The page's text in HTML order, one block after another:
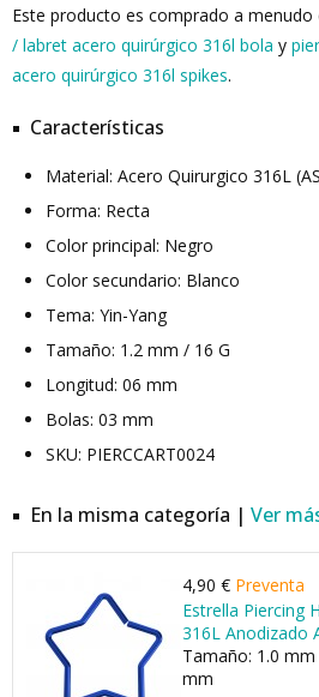
Este producto es comprado a menudo
/ labret acero quirúrgico 316l bola y
acero quirúrgico 316l spikes.
Características
Material: Acero Quirurgico 316L
Forma: Recta
Color principal: Negro
Color secundario: Blanco
Tema: Yin-Yang
Tamaño: 1.2 mm / 16 G
Longitud: 06 mm
Bolas: 03 mm
SKU: PIERCCART0024
En la misma categoría | Ver
4,90 € Preventa
Estrella Piercing
316L Anodizado
Tamaño: 1.0
mm